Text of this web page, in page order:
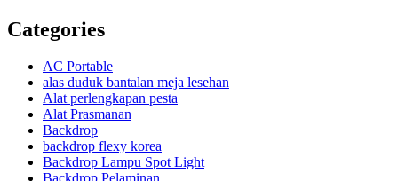
Categories
AC Portable
alas duduk bantalan meja lesehan
Alat perlengkapan pesta
Alat Prasmanan
Backdrop
backdrop flexy korea
Backdrop Lampu Spot Light